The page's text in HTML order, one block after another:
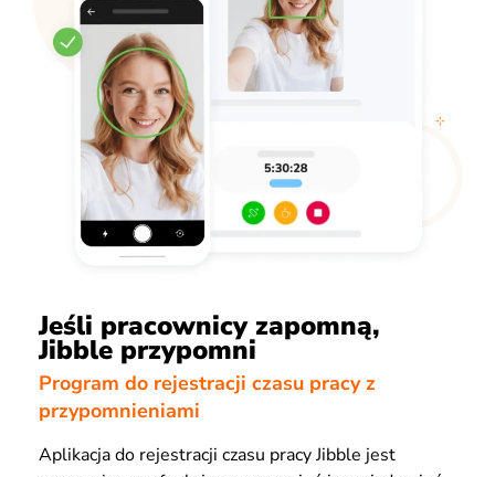
Jeśli pracownicy zapomną,
Jibble przypomni
Program do rejestracji czasu pracy z
przypomnieniami
Aplikacja do rejestracji czasu pracy Jibble jest